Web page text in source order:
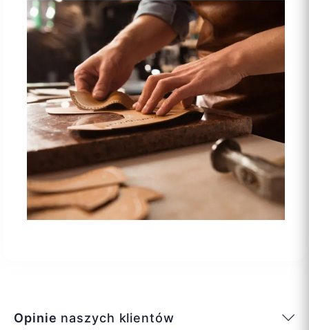
Opinie naszych klientów